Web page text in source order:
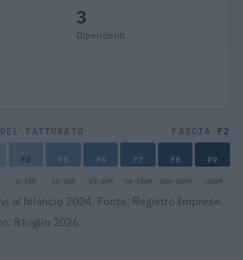
3
Dipendenti
FATTURATO FASCIA F2
F4 F5 F6 F7 F8 F9
5-10M 10-25M 25-50M 50-100M 100-500M >500M
al bilancio 2024. Fonte: Registro Imprese.
8 luglio 2026.